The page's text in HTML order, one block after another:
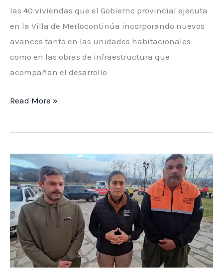
las 40 viviendas que el Gobierno provincial ejecuta
en la Villa de Merlocontinúa incorporando nuevos
avances tanto en las unidades habitacionales
como en las obras de infraestructura que
acompañan el desarrollo
Las
de
de
Merlo
avanzan
con
nuevas
etapas
constructivas
e
Read More »